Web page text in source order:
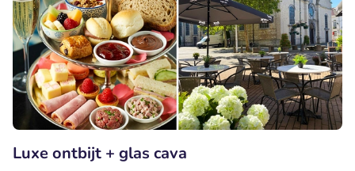
Luxe ontbijt + glas cava